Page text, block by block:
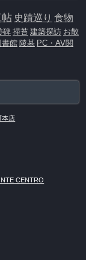
史蹟巡り 食物
碑 掃苔 建築探訪 お散
書館 陵墓 PC・AV関
本店
CENTRO